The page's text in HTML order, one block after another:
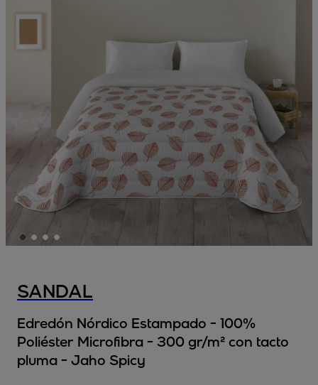
SANDAL
Edredón Nórdico Estampado - 100%
Poliéster Microfibra - 300 gr/m² con tacto
pluma - Jaho Spicy